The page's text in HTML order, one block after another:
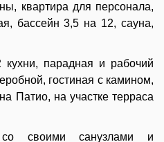
квартира для персонала,
бассейн 3,5 на 12, сауна,
парадная и рабочий
гостиная с камином,
Патио, на участке терраса
своими санузлами и